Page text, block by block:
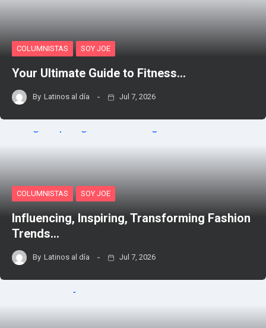
COLUMNISTAS SOY JOE
Your Ultimate Guide to Fitness…
By Latinos al día Jul 7, 2026
COLUMNISTAS SOY JOE
Influencing, Inspiring, Transforming Fashion
Trends…
By Latinos al día Jul 7, 2026